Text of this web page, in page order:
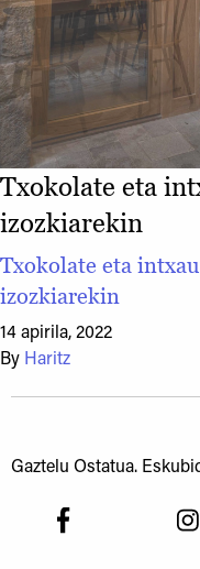
Txokolate eta
izozkiarekin
Txokolate eta
izozkiarekin
14 apirila, 2022
By Haritz
Gaztelu Ostatua.